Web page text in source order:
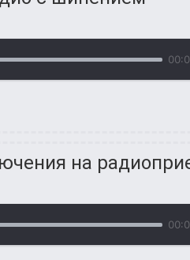
на